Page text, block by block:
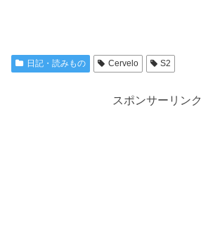
日記・読みもの Cervelo S2
スポンサーリンク